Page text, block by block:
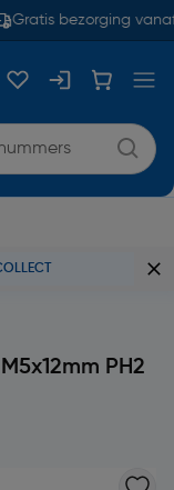
Gratis bezorging vanaf
PH2